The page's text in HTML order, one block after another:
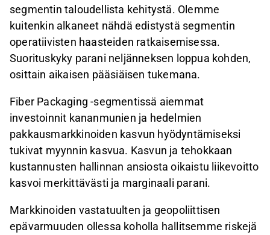
segmentin taloudellista kehitystä. Olemme
kuitenkin alkaneet nähdä edistystä segmentin
operatiivisten haasteiden ratkaisemisessa.
Suorituskyky parani neljänneksen loppua kohden,
osittain aikaisen pääsiäisen tukemana.
Fiber Packaging -segmentissä aiemmat
investoinnit kananmunien ja hedelmien
pakkausmarkkinoiden kasvun hyödyntämiseksi
tukivat myynnin kasvua. Kasvun ja tehokkaan
kustannusten hallinnan ansiosta oikaistu liikevoitto
kasvoi merkittävästi ja marginaali parani.
Markkinoiden vastatuulten ja geopoliittisen
epävarmuuden ollessa koholla hallitsemme riskejä